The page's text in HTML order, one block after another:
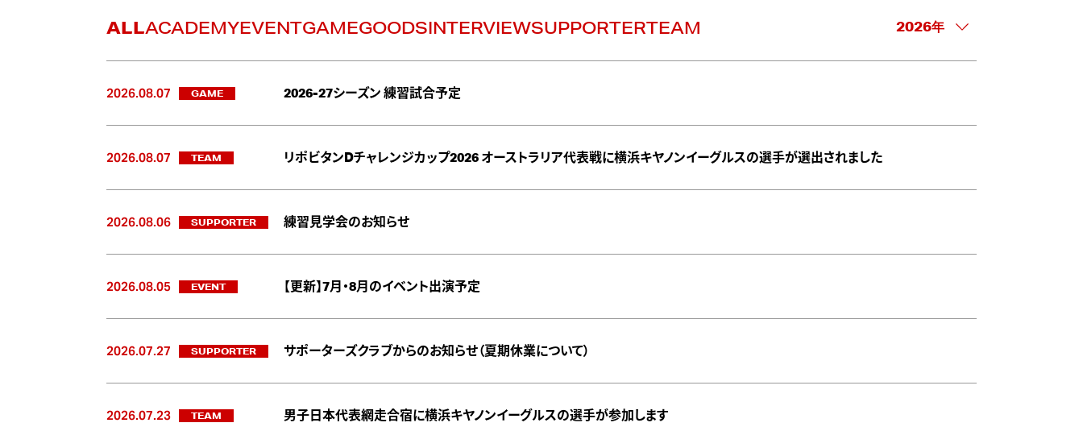
ALLACADEMYEVENTGAMEGOODSINTERVIEWSUPPORTERTEAM
2026.08.07 GAME 2026-27シーズン 練習試合予定
2026.08.07 TEAM リポビタンDチャレンジカップ2026 オーストラリア代表戦に横浜キヤノンイーグルスの選手が選出されました
2026.08.06 SUPPORTER 練習見学会のお知らせ
2026.08.05 EVENT 【更新】7月・8月のイベント出演予定
2026.07.27 SUPPORTER サポーターズクラブからのお知らせ（夏期休業について）
2026.07.23 TEAM 男子日本代表網走合宿に横浜キヤノンイーグルスの選手が参加します